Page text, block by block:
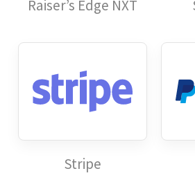
Raiser’s Edge NXT
Stripe